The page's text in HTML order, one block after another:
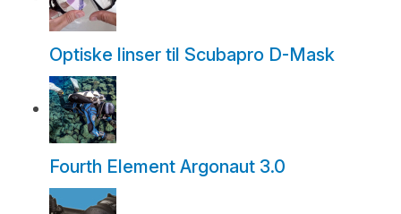
Optiske linser til Scubapro D-Mask
Fourth Element Argonaut 3.0